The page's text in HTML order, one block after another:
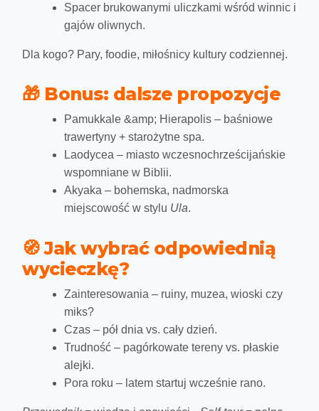
Spacer brukowanymi uliczkami wśród winnic i
gajów oliwnych.
Dla kogo? Pary, foodie, miłośnicy kultury codziennej.
🎁 Bonus: dalsze propozycje
Pamukkale &amp; Hierapolis – baśniowe
trawertyny + starożytne spa.
Laodycea – miasto wczesnochrześcijańskie
wspomniane w Biblii.
Akyaka – bohemska, nadmorska
miejscowość w stylu Ula.
🧭 Jak wybrać odpowiednią
wycieczkę?
Zainteresowania – ruiny, muzea, wioski czy
miks?
Czas – pół dnia vs. cały dzień.
Trudność – pagórkowate tereny vs. płaskie
alejki.
Pora roku – latem startuj wcześnie rano.